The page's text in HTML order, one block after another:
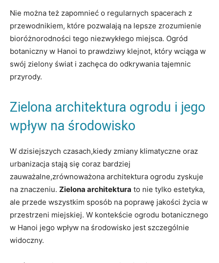
Nie można też zapomnieć o regularnych spacerach z
przewodnikiem, które pozwalają na lepsze zrozumienie
bioróżnorodności tego niezwykłego miejsca. Ogród
botaniczny w Hanoi to prawdziwy klejnot, który wciąga w
swój zielony świat i zachęca do odkrywania tajemnic
przyrody.
Zielona architektura ogrodu i jego
wpływ na środowisko
W dzisiejszych czasach,kiedy zmiany klimatyczne oraz
urbanizacja stają się coraz bardziej
zauważalne,zrównoważona architektura ogrodu zyskuje
na znaczeniu. Zielona architektura to nie tylko estetyka,
ale przede wszystkim sposób na poprawę jakości życia w
przestrzeni miejskiej. W kontekście ogrodu botanicznego
w Hanoi jego wpływ na środowisko jest szczególnie
widoczny.